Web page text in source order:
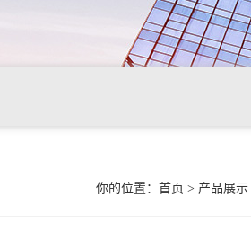
你的位置： 首页 > 产品展示